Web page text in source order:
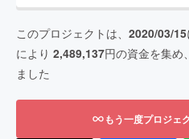
このプロジェクトは、 2020/03/15
により 2,489,137円の資金を集め、
ました
もう一度プロジェ